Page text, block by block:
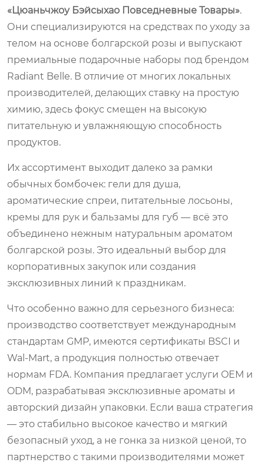
«Цюаньчжоу Бэйсыхао Повседневные Товары».
Они специализируются на средствах по уходу за
телом на основе болгарской розы и выпускают
премиальные подарочные наборы под брендом
Radiant Belle. В отличие от многих локальных
производителей, делающих ставку на простую
химию, здесь фокус смещен на высокую
питательную и увлажняющую способность
продуктов.
Их ассортимент выходит далеко за рамки
обычных бомбочек: гели для душа,
ароматические спреи, питательные лосьоны,
кремы для рук и бальзамы для губ — всё это
объединено нежным натуральным ароматом
болгарской розы. Это идеальный выбор для
корпоративных закупок или создания
эксклюзивных линий к праздникам.
Что особенно важно для серьезного бизнеса:
производство соответствует международным
стандартам GMP, имеются сертификаты BSCI и
Wal-Mart, а продукция полностью отвечает
нормам FDA. Компания предлагает услуги OEM и
ODM, разрабатывая эксклюзивные ароматы и
авторский дизайн упаковки. Если ваша стратегия
— это стабильно высокое качество и мягкий
безопасный уход, а не гонка за низкой ценой, то
партнерство с такими производителями может